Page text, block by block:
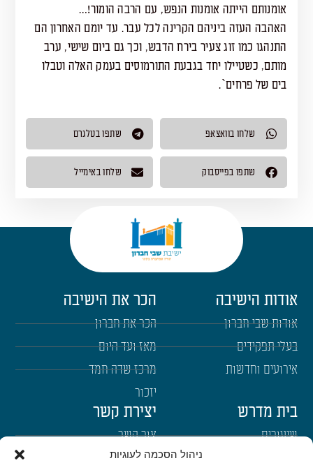
ניהול הסכמה לעוגיות
אומנותם הייתה אומנות הנפש, עם הרבה הומור!…
האהבה העזה ביניהם הקרינה לכל עבר. עד יומם האחרון הם
התנהגו כמו זוג צעיר בירח הדבש, וכך גם ביום שישי, ערב
מותם, כשטיילו יחד בגבעת התורמוסים בעמק האלה וטבלו
בים של פרחים`.
שלחו בוואצאפ שתפו בטלגרם
שתפו בפייסבוק שלחו באימייל
אודות הישיבה
אודות שבי חברון
בעלי תפקידים
אירועים וחדשות
הכר את הישיבה
הכר את חברון
מאז ועד היום
מרכז שדה חמד
יזכור
בית מדרש
שיעורים
יצירת קשר
צור קשר
הרשמה לשבו"ש